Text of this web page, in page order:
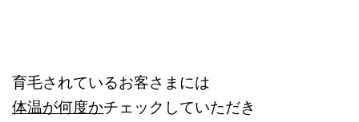
育毛されているお客さまには
体温が何度かチェックしていただき